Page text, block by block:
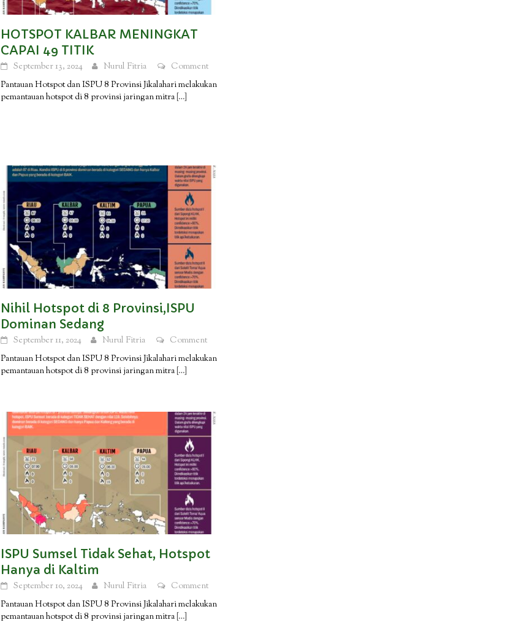
HOTSPOT KALBAR MENINGKAT
CAPAI 49 TITIK
September 13, 2024 Nurul Fitria
Comment
Pantauan Hotspot dan ISPU 8 Provinsi Jikalahari melakukan
pemantauan hotspot di 8 provinsi jaringan mitra […]
Nihil Hotspot di 8 Provinsi,ISPU
Dominan Sedang
September 11, 2024 Nurul Fitria
Comment
Pantauan Hotspot dan ISPU 8 Provinsi Jikalahari melakukan
pemantauan hotspot di 8 provinsi jaringan mitra […]
ISPU Sumsel Tidak Sehat, Hotspot
Hanya di Kaltim
September 10, 2024 Nurul Fitria
Comment
Pantauan Hotspot dan ISPU 8 Provinsi Jikalahari melakukan
pemantauan hotspot di 8 provinsi jaringan mitra […]